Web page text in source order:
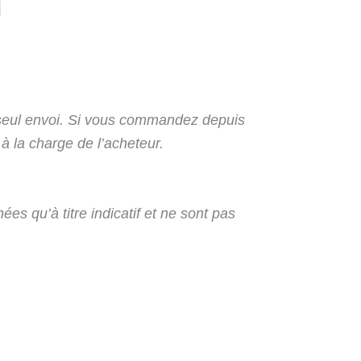
envoi. Si vous commandez depuis
la charge de l’acheteur.
qu’à titre indicatif et ne sont pas